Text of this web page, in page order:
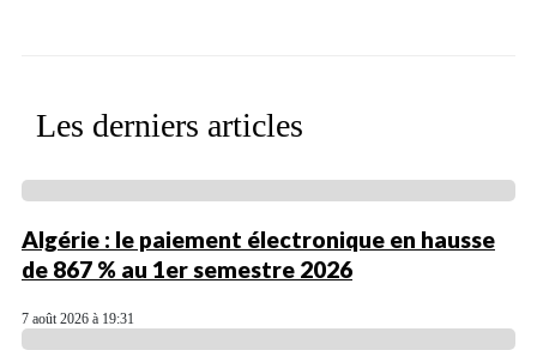
Les derniers articles
Algérie : le paiement électronique en hausse
de 867 % au 1er semestre 2026
7 août 2026 à 19:31